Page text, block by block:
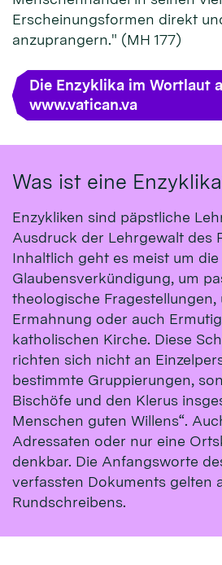
Erscheinungsformen direkt
anzuprangern." (MH 177)
Die Enzyklika im Wortlaut
www.vatican.va
Was ist eine
Enzykliken sind päpstliche
Ausdruck der Lehrgewalt des
Inhaltlich geht es meist um die
Glaubensverkündigung, um
theologische Fragestellungen,
Ermahnung oder auch
katholischen Kirche. Diese
richten sich nicht an
bestimmte Gruppierungen,
Bischöfe und den Klerus
Menschen guten Willens“.
Adressaten oder nur eine
denkbar. Die Anfangsworte
verfassten Dokuments gelten
Rundschreibens.